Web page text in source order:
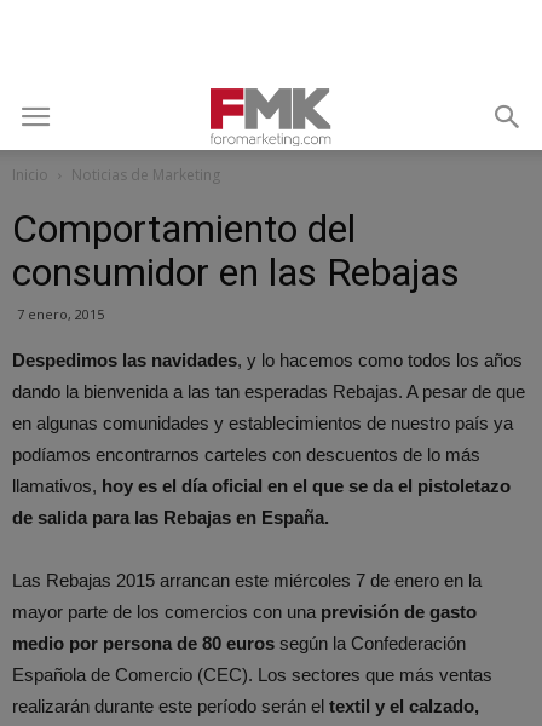
Inicio Noticias de Marketing
Comportamiento del
consumidor en las Rebajas
7 enero, 2015
Despedimos las navidades, y lo hacemos como todos los años
dando la bienvenida a las tan esperadas Rebajas. A pesar de que
en algunas comunidades y establecimientos de nuestro país ya
podíamos encontrarnos carteles con descuentos de lo más
llamativos, hoy es el día oficial en el que se da el pistoletazo
de salida para las Rebajas en España.
Las Rebajas 2015 arrancan este miércoles 7 de enero en la
mayor parte de los comercios con una previsión de gasto
medio por persona de 80 euros según la Confederación
Española de Comercio (CEC). Los sectores que más ventas
realizarán durante este período serán el textil y el calzado,